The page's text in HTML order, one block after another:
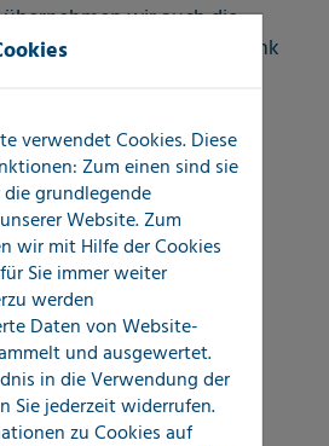
wir auch die
und Nachgewerke. Dank
können weitere
schnell, effizient und
– Ihre erste Adresse
Rohrbruchanalyse und
unabhängig – mit
und
verwendet Cookies. Diese
Zum einen sind sie
grundlegende
Website. Zum
wir mit Hilfe der Cookies
Sie immer weiter
werden
Daten von Website-
und ausgewertet.
in die Verwendung der
Sie jederzeit widerrufen.
zu Cookies auf